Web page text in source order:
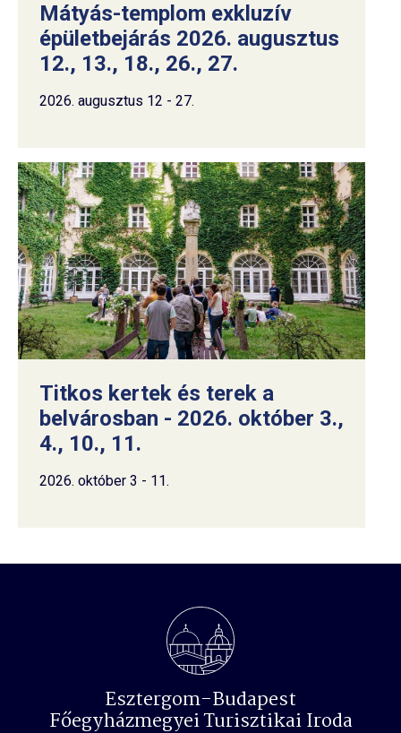
Mátyás-templom exkluzív
épületbejárás 2026. augusztus
12., 13., 18., 26., 27.
2026. augusztus 12 - 27.
Titkos kertek és terek a
belvárosban - 2026. október 3.,
4., 10., 11.
2026. október 3 - 11.
Esztergom-Budapest
Főegyházmegyei Turisztikai Iroda